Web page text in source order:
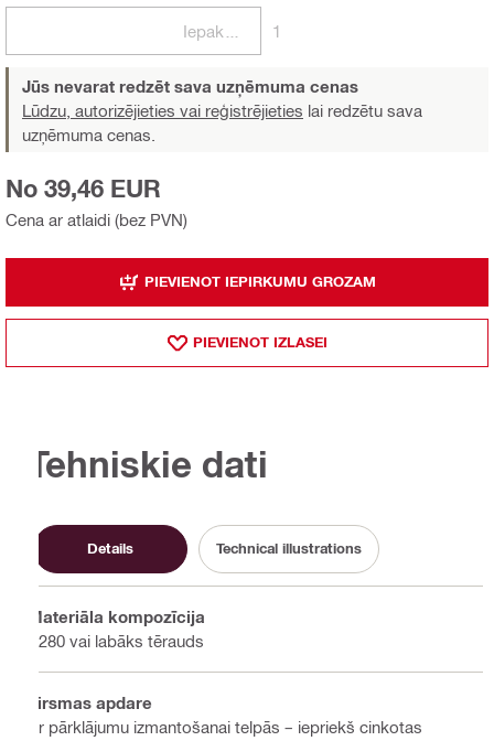
1
Jūs nevarat redzēt sava uzņēmuma cenas
Lūdzu, autorizējieties vai reģistrējieties lai redzētu sava
uzņēmuma cenas.
Cena ar atlaidi (bez PVN)
No 39,46 EUR
PIEVIENOT IEPIRKUMU GROZAM
PIEVIENOT IZLASEI
Tehniskie dati
Details Technical illustrations
Materiāla kompozīcija
S280 vai labāks tērauds
Virsmas apdare
Ar pārklājumu izmantošanai telpās – iepriekš cinkotas